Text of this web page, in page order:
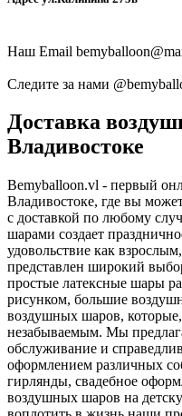
Наш Email
Следите за нами @
Доставка
Владивостоке
Bemyballoon.vl - первый
Владивостоке, где вы
с доставкой по любому
шарами создает
удовольствие как
представлен широкий
простые латексные шары
рисунком, большие
воздушных шаров,
незабываемым. Мы
обслуживание и
оформлением различных
гирлянды, свадебное
воздушных шаров на